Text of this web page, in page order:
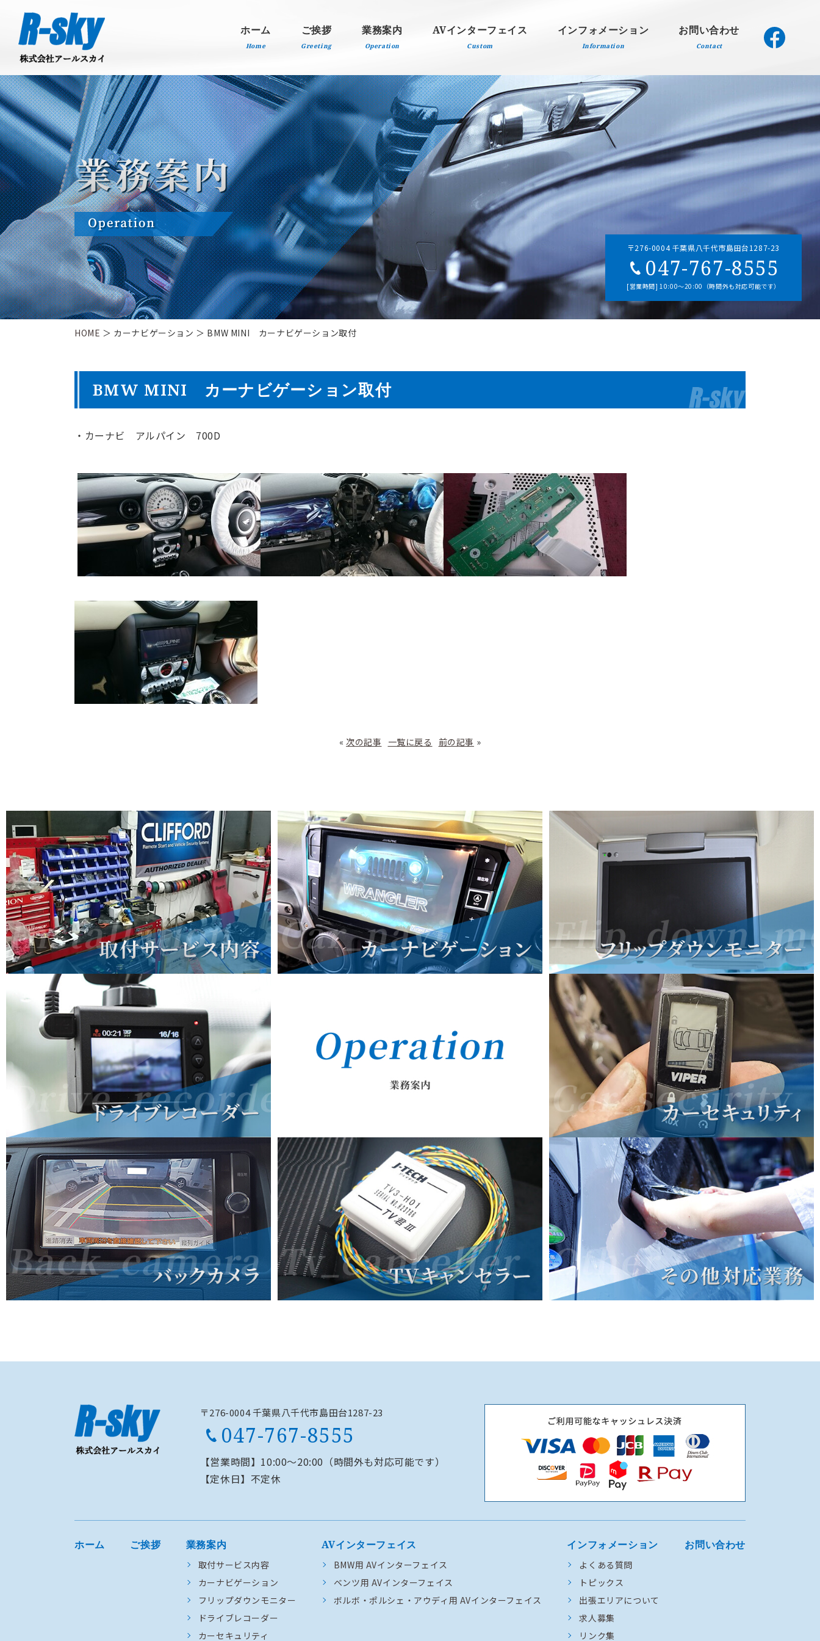
ホーム
Home
ご挨拶
Greeting
業務案内
Operation
AVインターフェイス
Custom
インフォメーション
Information
お問い合わせ
Contact
〒276-0004 千葉県八千代市島田台1287-23
047-767-8555
[営業時間] 10:00～20:00（時間外も対応可能です）
HOME ＞ カーナビゲーション ＞ BMW MINI カーナビゲーション取付
BMW MINI カーナビゲーション取付
・カーナビ アルパイン 700D
«次の記事 一覧に戻る 前の記事 »
〒276-0004 千葉県八千代市島田台1287-23
047-767-8555
【営業時間】 10:00～20:00（時間外も対応可能です）
【定休日】 不定休
ホーム ご挨拶 業務案内
取付サービス内容
カーナビゲーション
フリップダウンモニター
ドライブレコーダー
カーセキュリティ
AVインターフェイス
BMW用 AVインターフェイス
ベンツ用 AVインターフェイス
ボルボ・ポルシェ・アウディ用 AVインターフェイス
インフォメーション
よくある質問
トピックス
出張エリアについて
求人募集
リンク集
お問い合わせ